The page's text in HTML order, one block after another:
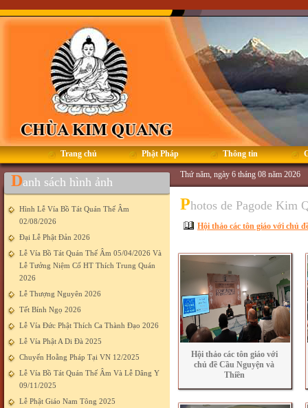
Trang chủ Phật Pháp Thông tin
Danh sách hình ảnh
Hình Lễ Vía Bồ Tát Quán Thế Âm
02/08/2026
Đại Lễ Phật Đản 2026
Lễ Vía Bồ Tát Quán Thế Âm 05/04/2026 Và
Lễ Tưởng Niệm Cố HT Thích Trung Quán
2026
Lễ Thượng Nguyên 2026
Tết Bính Ngọ 2026
Lễ Vía Đức Phật Thích Ca Thành Đạo 2026
Lễ Vía Phật A Di Đà 2025
Chuyến Hoằng Pháp Tại VN 12/2025
Lễ Vía Bồ Tát Quán Thế Âm Và Lễ Dâng Y
09/11/2025
Lễ Phật Giáo Nam Tông 2025
Thứ năm, ngày 6 tháng 08 năm 2026
Photos de Pagode Kim
Hội thảo các tôn giáo với chủ
Hội thảo các tôn giáo với
chủ đề Cầu Nguyện và
Thiền